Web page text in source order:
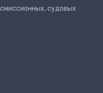
судовых